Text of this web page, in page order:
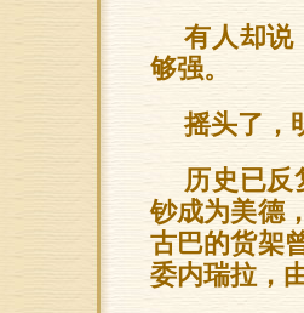
有人却说
够强。
摇头了，
历史已反
钞成为美德
古巴的货架
委内瑞拉，